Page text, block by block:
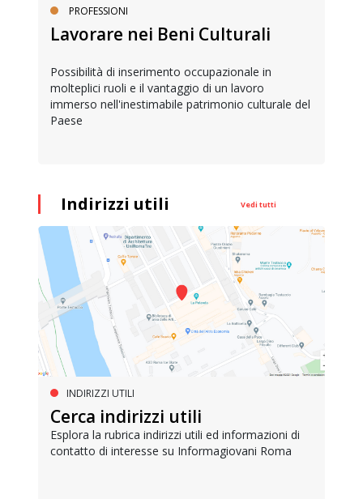
PROFESSIONI
Lavorare nei Beni Culturali
Possibilità di inserimento occupazionale in
molteplici ruoli e il vantaggio di un lavoro
immerso nell'inestimabile patrimonio culturale del
Paese
Indirizzi utili Vedi tutti
INDIRIZZI UTILI
Cerca indirizzi utili
Esplora la rubrica indirizzi utili ed informazioni di
contatto di interesse su Informagiovani Roma